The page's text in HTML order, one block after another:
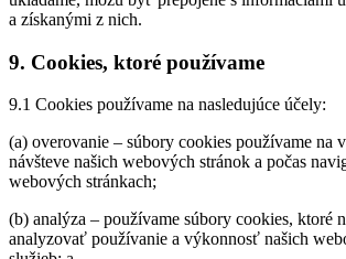
a získanými z nich.
9. Cookies, ktoré používame
9.1 Cookies používame na nasledujúce účely:
(a) overovanie – súbory cookies používame na
návšteve našich webových stránok a počas
webových stránkach;
(b) analýza – používame súbory cookies, ktoré
analyzovať používanie a výkonnosť našich